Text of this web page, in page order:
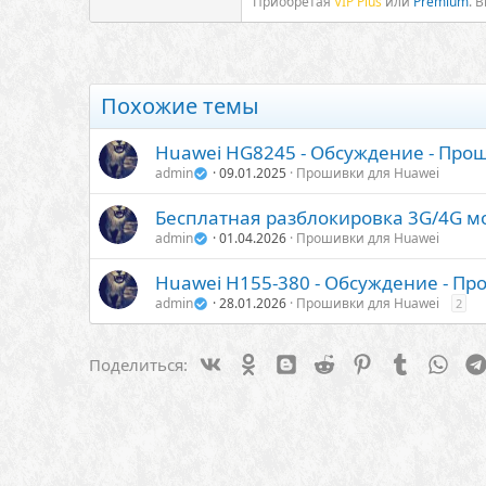
Похожие темы
Huawei HG8245 - Обсуждение -
admin 09.01.2025 Прошивки для Huawei
Бесплатная разблокировка 3G/4G
admin 01.04.2026 Прошивки для Huawei
Huawei H155-380 - Обсуждение -
admin 28.01.2026 Прошивки для Huawei 2
Поделиться: Vk Ok Blogger
Reddit PinterestTumblr